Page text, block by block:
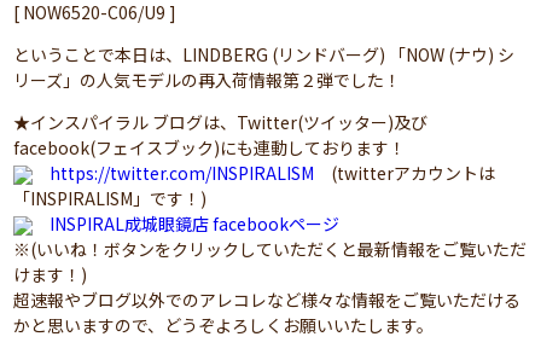
[ NOW6520-C06/U9 ]
ということで本日は、LINDBERG (リンドバーグ) 「NOW (ナウ) シ
リーズ」の人気モデルの再入荷情報第２弾でした！
★インスパイラル ブログは、Twitter(ツイッター)及び
facebook(フェイスブック)にも連動しております！
https://twitter.com/INSPIRALISM (twitterアカウントは
「INSPIRALISM」です！)
INSPIRAL成城眼鏡店 facebookページ
※(いいね！ボタンをクリックしていただくと最新情報をご覧いただ
けます！)
超速報やブログ以外でのアレコレなど様々な情報をご覧いただける
かと思いますので、どうぞよろしくお願いいたします。